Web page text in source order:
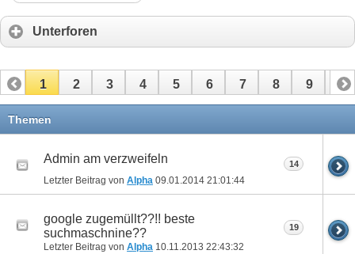
Unterforen
1 2 3 4 5 6 7 8 9 10
11
Themen
Admin am verzweifeln
Letzter Beitrag von Alpha 09.01.2014 21:01:44
14
google zugemüllt??!! beste
suchmaschnine??
Letzter Beitrag von Alpha 10.11.2013 22:43:32
19